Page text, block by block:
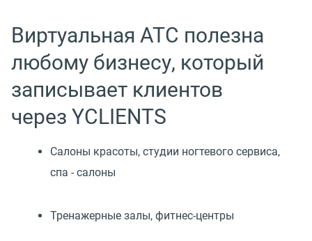
Виртуальная АТС полезна
любому бизнесу, который
записывает клиентов
через YCLIENTS
Cалоны красоты, студии ногтевого сервиса,
спа - салоны
Тренажерные залы, фитнес-центры